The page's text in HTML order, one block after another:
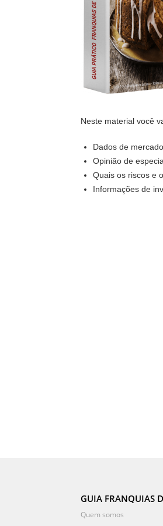
Neste material você
Dados de mercado
Opinião de
Quais os riscos e
Informações de
GUIA FRANQUIAS
Quem somos